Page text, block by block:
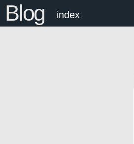
Blog index